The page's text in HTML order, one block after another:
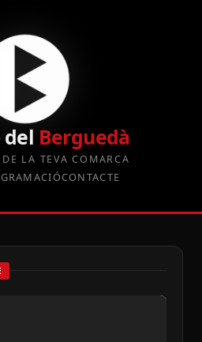
del Berguedà
LA TEVA COMARCA
CONTACTE